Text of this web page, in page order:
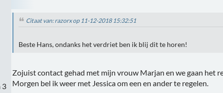
3
Citaat van: razorx op 11-12-2018 15:32:51
Beste Hans, ondanks het verdriet ben ik blij dit te horen!
Zojuist contact gehad met mijn vrouw Marjan en we gaan het
Morgen bel ik weer met Jessica om een en ander te regelen.